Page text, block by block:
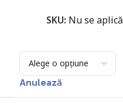
SKU: Nu se aplică
Anulează